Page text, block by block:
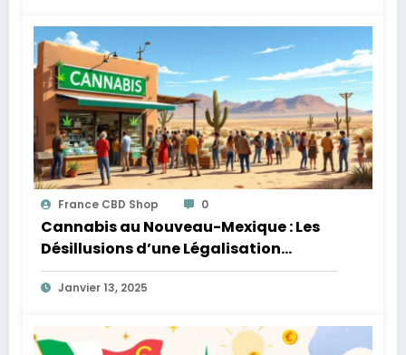
France CBD Shop 0
Cannabis au Nouveau-Mexique : Les
Désillusions d’une Légalisation
Complexe
Janvier 13, 2025